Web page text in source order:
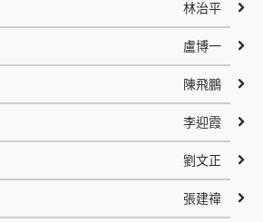
林治平
盧博一
陳飛鵬
李迎霞
劉文正
張建禕